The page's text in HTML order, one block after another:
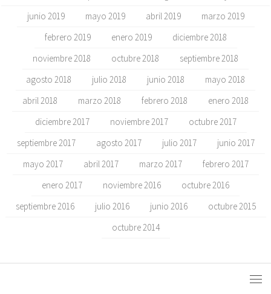
junio 2019
mayo 2019 abril 2019
marzo 2019
febrero 2019
enero 2019
diciembre 2018
noviembre 2018
octubre 2018
septiembre 2018
agosto 2018
julio 2018 junio 2018
mayo 2018
abril 2018
marzo 2018 febrero 2018
enero 2018
diciembre 2017
noviembre 2017
octubre 2017
septiembre 2017
agosto 2017 julio 2017
junio 2017
mayo 2017
abril 2017 marzo 2017
febrero 2017
enero 2017
noviembre 2016
octubre 2016
septiembre 2016
julio 2016 junio 2016
octubre 2015
octubre 2014